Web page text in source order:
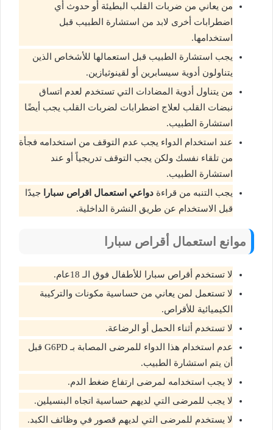
من يعاني من ضربات القلب البطيئة أو حدوث أي
اضطرابات أخرى لابد من استشارة الطبيب قبل
استخدامها.
يجب استشارة الطبيب قبل استعمالها للأشخاص الذين
يتناولون أدوية سيسابرين أو لقينوثيازين.
من يتناول أدوية المضادات التي تستخدم لعدم اتساق
نبضات القلب لعلاج اضطرابات لضربات القلب يجب أيضًا
استشارة الطبيب.
عند استخدام الدواء يجب عدم التوقف من استخدامه فجأة
من تلقاء نفسك ولكن يجب التوقف تدريجياً أو عند
استشارة الطبيب.
يجب التنبه من قراءة دواعي استعمال اقراص سبارا
جيدًا
قبل الاستخدام عن طريق النشرة الداخلية.
موانع استعمال أقراص سبارا
لا تستخدم أقراص سبارا للأطفال فوق الـ 18عام.
لا تستعمل لمن يعاني من حساسية مكونات والتركيبة
الكيميائية للأقراص.
لا تستخدم أثناء الحمل أو الرضاعة.
عدم استخدام هذا الدواء للمرضى المصابة بـ G6PD قبل
أن يتم استشارة الطبيب.
لا يجب استخدامه لمرضى ارتفاع ضغط الدم.
لا يجب للمرضى التي لديهم حساسية اتجاه البنسيلين.
لا يستخدم للمرضى التي لديهم قصور في وظائف الكبد.